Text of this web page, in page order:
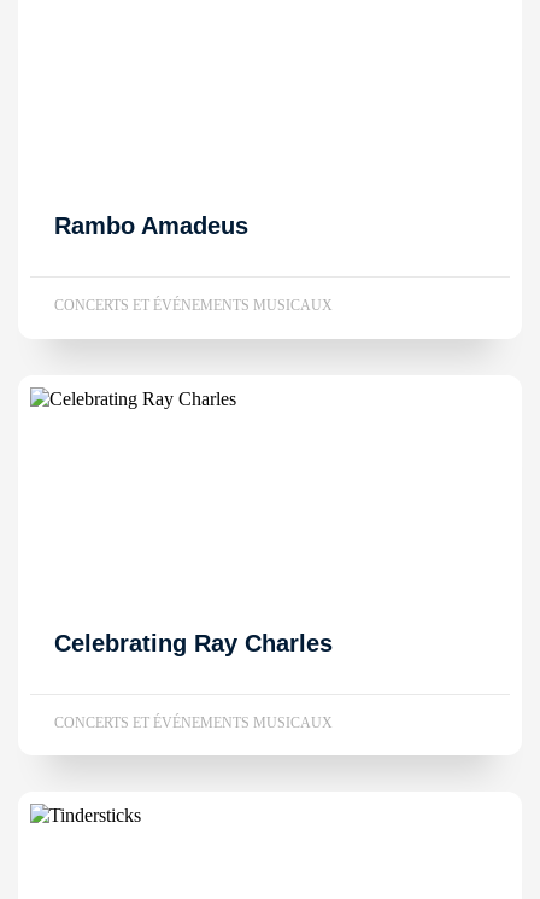
Rambo Amadeus
CONCERTS ET ÉVÉNEMENTS MUSICAUX
Celebrating Ray Charles
CONCERTS ET ÉVÉNEMENTS MUSICAUX